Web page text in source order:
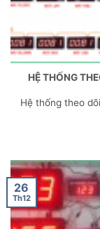
HỆ THỐNG
Hệ thống theo
26
Th12